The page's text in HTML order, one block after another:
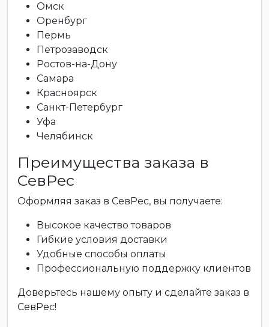
Омск
Оренбург
Пермь
Петрозаводск
Ростов-на-Дону
Самара
Красноярск
Санкт-Петербург
Уфа
Челябинск
Преимущества заказа в
СевРес
Оформляя заказ в СевРес, вы получаете:
Высокое качество товаров
Гибкие условия доставки
Удобные способы оплаты
Профессиональную поддержку клиентов
Доверьтесь нашему опыту и сделайте заказ в
СевРес!